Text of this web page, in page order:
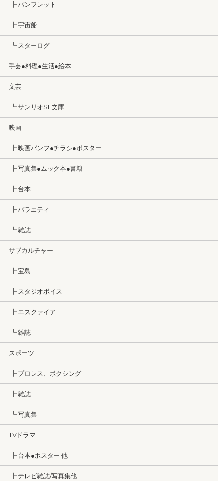
┣ パンフレット
┣ 宇宙船
┗ スターログ
手芸●料理●生活●絵本
文芸
┗ サンリオSF文庫
映画
┣ 映画パンフ●チラシ●ポスター
┣ 写真集●ムック本●書籍
┣ 台本
┣ バラエティ
┗ 雑誌
サブカルチャー
┣ 宝島
┣ スタジオボイス
┣ エスクァイア
┗ 雑誌
スポーツ
┣ プロレス、ボクシング
┣ 雑誌
┗ 写真集
TVドラマ
┣ 台本●ポスター 他
┣ テレビ雑誌/写真集他